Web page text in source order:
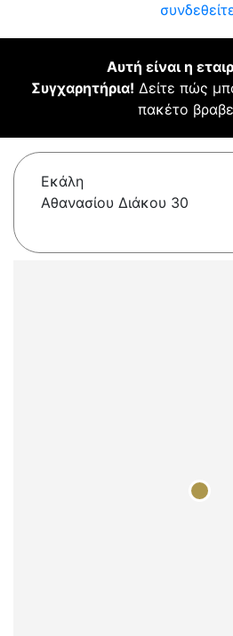
Αυτή είναι η
Συγχαρητήρια! Δείτε πώς
πακέτο
Εκάλη
Αθανασίου Διάκου 30